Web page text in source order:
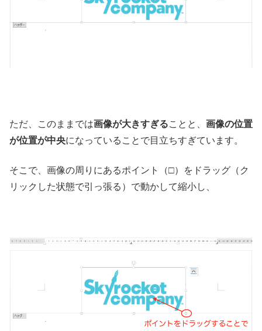
ただ、このままでは画像が大きすぎることと、 画像の位置
が位置が中央になっていることで目立ちすぎています。
そこで、画像の周りにあるポイント（□）をドラッグ（ク
リックした状態で引っ張る）で動かして縮小し、